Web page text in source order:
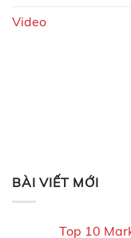
Video
BÀI VIẾT MỚI
Top 10